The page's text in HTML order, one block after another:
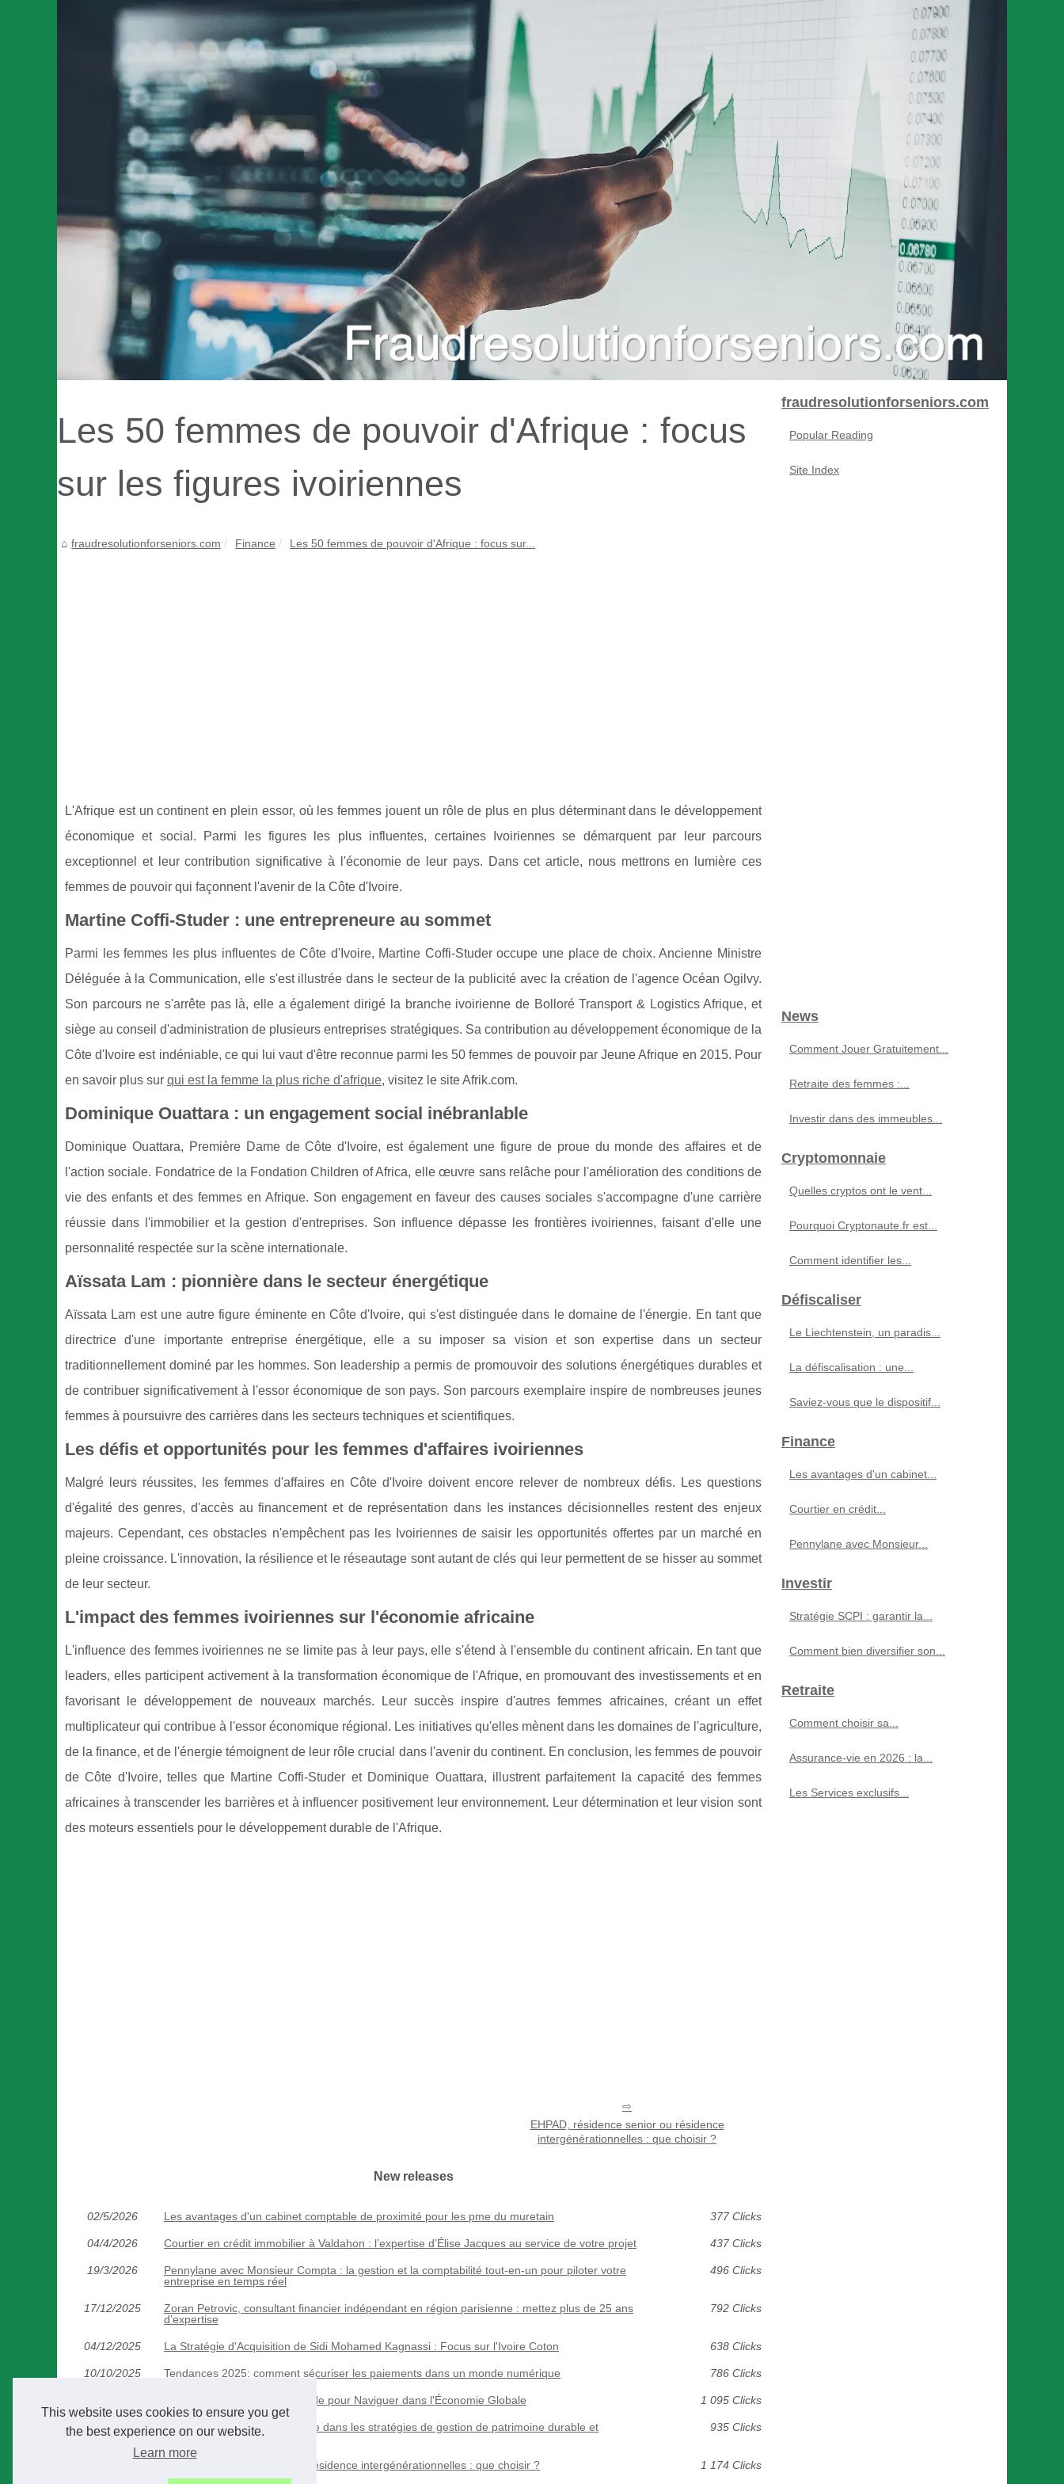
This website uses cookies to ensure you get
the best experience on our website.
Learn more
Les 50 femmes de pouvoir d'Afrique : focus
sur les figures ivoiriennes
fraudresolutionforseniors.com Finance Les 50 femmes de pouvoir d'Afrique : focus sur...
L'Afrique est un continent en plein essor, où les femmes jouent un rôle de plus en plus déterminant dans le développement
économique et social. Parmi les figures les plus influentes, certaines Ivoiriennes se démarquent par leur parcours
exceptionnel et leur contribution significative à l'économie de leur pays. Dans cet article, nous mettrons en lumière ces
femmes de pouvoir qui façonnent l'avenir de la Côte d'Ivoire.
Martine Coffi-Studer : une entrepreneure au sommet
Parmi les femmes les plus influentes de Côte d'Ivoire, Martine Coffi-Studer occupe une place de choix. Ancienne Ministre
Déléguée à la Communication, elle s'est illustrée dans le secteur de la publicité avec la création de l'agence Océan Ogilvy.
Son parcours ne s'arrête pas là, elle a également dirigé la branche ivoirienne de Bolloré Transport & Logistics Afrique, et
siège au conseil d'administration de plusieurs entreprises stratégiques. Sa contribution au développement économique de la
Côte d'Ivoire est indéniable, ce qui lui vaut d'être reconnue parmi les 50 femmes de pouvoir par Jeune Afrique en 2015. Pour
en savoir plus sur qui est la femme la plus riche d'afrique, visitez le site Afrik.com.
Dominique Ouattara : un engagement social inébranlable
Dominique Ouattara, Première Dame de Côte d'Ivoire, est également une figure de proue du monde des affaires et de
l'action sociale. Fondatrice de la Fondation Children of Africa, elle œuvre sans relâche pour l'amélioration des conditions de
vie des enfants et des femmes en Afrique. Son engagement en faveur des causes sociales s'accompagne d'une carrière
réussie dans l'immobilier et la gestion d'entreprises. Son influence dépasse les frontières ivoiriennes, faisant d'elle une
personnalité respectée sur la scène internationale.
Aïssata Lam : pionnière dans le secteur énergétique
Aïssata Lam est une autre figure éminente en Côte d'Ivoire, qui s'est distinguée dans le domaine de l'énergie. En tant que
directrice d'une importante entreprise énergétique, elle a su imposer sa vision et son expertise dans un secteur
traditionnellement dominé par les hommes. Son leadership a permis de promouvoir des solutions énergétiques durables et
de contribuer significativement à l'essor économique de son pays. Son parcours exemplaire inspire de nombreuses jeunes
femmes à poursuivre des carrières dans les secteurs techniques et scientifiques.
Les défis et opportunités pour les femmes d'affaires ivoiriennes
Malgré leurs réussites, les femmes d'affaires en Côte d'Ivoire doivent encore relever de nombreux défis. Les questions
d'égalité des genres, d'accès au financement et de représentation dans les instances décisionnelles restent des enjeux
majeurs. Cependant, ces obstacles n'empêchent pas les Ivoiriennes de saisir les opportunités offertes par un marché en
pleine croissance. L'innovation, la résilience et le réseautage sont autant de clés qui leur permettent de se hisser au sommet
de leur secteur.
L'impact des femmes ivoiriennes sur l'économie africaine
L'influence des femmes ivoiriennes ne se limite pas à leur pays, elle s'étend à l'ensemble du continent africain. En tant que
leaders, elles participent activement à la transformation économique de l'Afrique, en promouvant des investissements et en
favorisant le développement de nouveaux marchés. Leur succès inspire d'autres femmes africaines, créant un effet
multiplicateur qui contribue à l'essor économique régional. Les initiatives qu'elles mènent dans les domaines de l'agriculture,
de la finance, et de l'énergie témoignent de leur rôle crucial dans l'avenir du continent. En conclusion, les femmes de pouvoir
de Côte d'Ivoire, telles que Martine Coffi-Studer et Dominique Ouattara, illustrent parfaitement la capacité des femmes
africaines à transcender les barrières et à influencer positivement leur environnement. Leur détermination et leur vision sont
des moteurs essentiels pour le développement durable de l'Afrique.
EHPAD, résidence senior ou résidence
intergénérationnelles : que choisir ?
New releases
02/5/2026 Les avantages d'un cabinet comptable de proximité pour les pme du muretain 377 Clicks
04/4/2026 Courtier en crédit immobilier à Valdahon : l’expertise d’Élise Jacques au service de votre projet 437 Clicks
19/3/2026
Pennylane avec Monsieur Compta : la gestion et la comptabilité tout‑en‑un pour piloter votre
entreprise en temps réel
496 Clicks
17/12/2025
Zoran Petrovic, consultant financier indépendant en région parisienne : mettez plus de 25 ans
d’expertise
792 Clicks
04/12/2025 La Stratégie d'Acquisition de Sidi Mohamed Kagnassi : Focus sur l'Ivoire Coton 638 Clicks
10/10/2025 Tendances 2025: comment sécuriser les paiements dans un monde numérique 786 Clicks
Ressources Financières : Guide pour Naviguer dans l'Économie Globale 1 095 Clicks
27/5/2025
L'intégration de l'assurance-vie dans les stratégies de gestion de patrimoine durable et
responsable
935 Clicks
EHPAD, résidence senior ou résidence intergénérationnelles : que choisir ? 1 174 Clicks
fraudresolutionforseniors.com
Popular Reading
Site Index
News
Comment Jouer Gratuitement...
Retraite des femmes :...
Investir dans des immeubles...
Cryptomonnaie
Quelles cryptos ont le vent...
Pourquoi Cryptonaute.fr est...
Comment identifier les...
Défiscaliser
Le Liechtenstein, un paradis...
La défiscalisation : une...
Saviez-vous que le dispositif...
Finance
Les avantages d'un cabinet...
Courtier en crédit...
Pennylane avec Monsieur...
Investir
Stratégie SCPI : garantir la...
Comment bien diversifier son...
Retraite
Comment choisir sa...
Assurance-vie en 2026 : la...
Les Services exclusifs...